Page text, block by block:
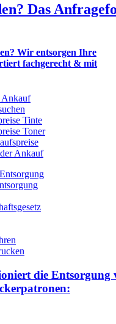
Das
Wir entsorgen Ihre
fachgerecht & mit
Ankauf
Tinte
Toner
Ankauf
die Entsorgung